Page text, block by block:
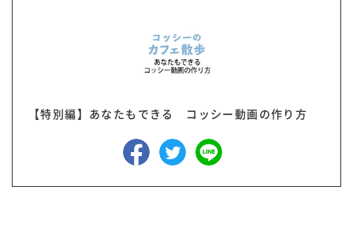
【特別編】あなたもできる コッシー動画の作り方